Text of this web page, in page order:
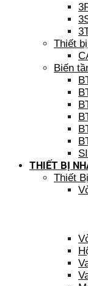
Thiết
Biến
THIẾT BỊ
Thiết